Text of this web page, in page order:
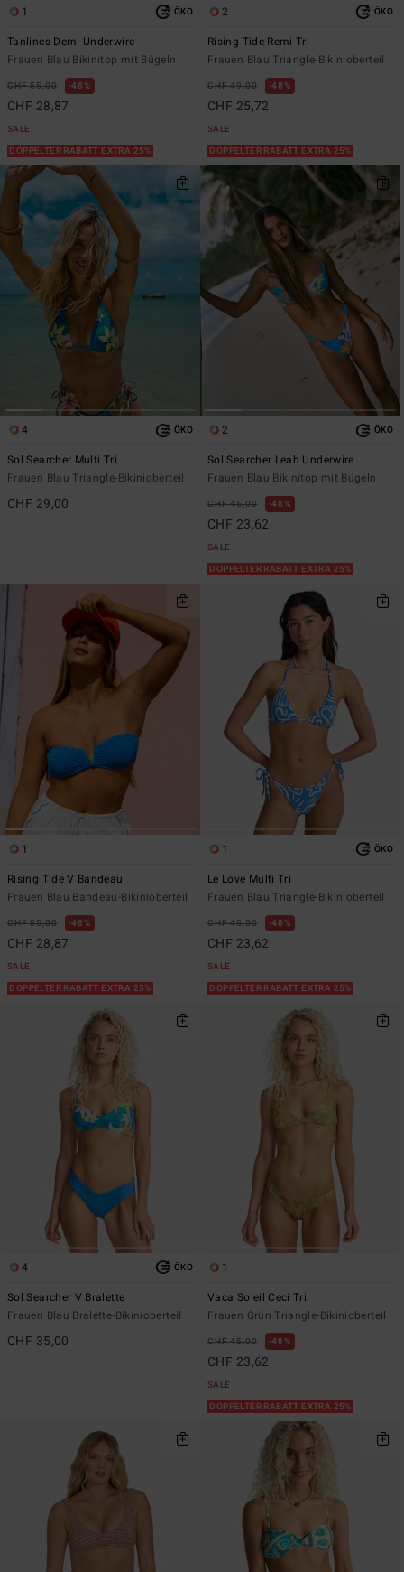
1 ÖKO
Tanlines Demi Underwire
Frauen Blau Bikinitop mit Bügeln
CHF 55,00 48%
CHF 28,87
SALE
DOPPELTER RABATT EXTRA 25%
2 ÖKO
Rising Tide Remi Tri
Frauen Blau Triangle-Bikinioberteil
CHF 49,00 48%
CHF 25,72
SALE
DOPPELTER RABATT EXTRA 25%
4 ÖKO
Sol Searcher Multi Tri
Frauen Blau Triangle-Bikinioberteil
CHF 29,00
2 ÖKO
Sol Searcher Leah Underwire
Frauen Blau Bikinitop mit Bügeln
CHF 45,00 48%
CHF 23,62
SALE
DOPPELTER RABATT EXTRA 25%
1
Rising Tide V Bandeau
Frauen Blau Bandeau-Bikinioberteil
CHF 55,00 48%
CHF 28,87
SALE
DOPPELTER RABATT EXTRA 25%
1 ÖKO
Le Love Multi Tri
Frauen Blau Triangle-Bikinioberteil
CHF 45,00 48%
CHF 23,62
SALE
DOPPELTER RABATT EXTRA 25%
4 ÖKO
Sol Searcher V Bralette
Frauen Blau Bralette-Bikinioberteil
CHF 35,00
1
Vaca Soleil Ceci Tri
Frauen Grün Triangle-Bikinioberteil
CHF 45,00 48%
CHF 23,62
SALE
DOPPELTER RABATT EXTRA 25%